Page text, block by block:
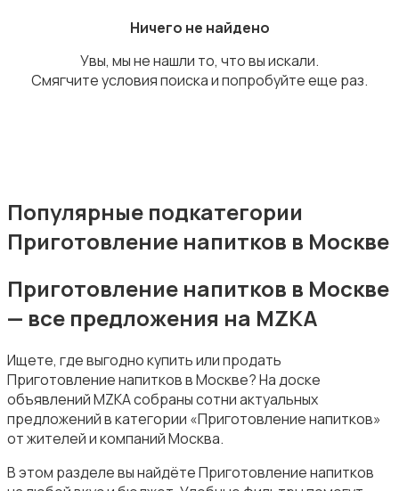
Плиты и духовые шкафы
Посудомоечные машины
Приготовление еды
Ничего не найдено
Увы, мы не нашли то, что вы искали.
Смягчите условия поиска и попробуйте еще раз.
Популярные подкатегории
Приготовление напитков в Москве
Приготовление напитков в Москве
— все предложения на MZKA
Ищете, где выгодно купить или продать
Приготовление напитков в Москве? На доске
объявлений MZKA собраны сотни актуальных
предложений в категории «Приготовление напитков»
от жителей и компаний Москва.
В этом разделе вы найдёте Приготовление напитков